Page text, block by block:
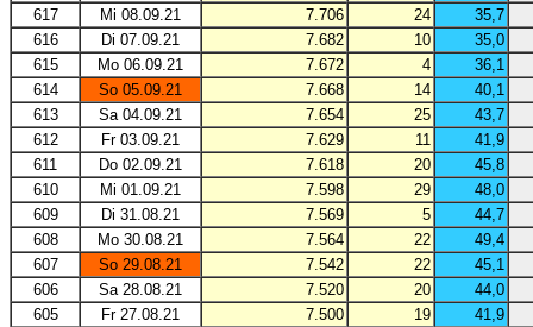
617
Mi 08.09.21 7.706 24
35,7
616
Di 07.09.21 7.682 10
35,0
615
Mo 06.09.21 7.672 4
36,1
614
So 05.09.21 7.668 14
40,1
613
Sa 04.09.21 7.654 25
43,7
612
Fr 03.09.21 7.629 11
41,9
611
Do 02.09.21 7.618 20
45,8
610
Mi 01.09.21 7.598 29
48,0
609
Di 31.08.21 7.569 5
44,7
608
Mo 30.08.21 7.564 22
49,4
607
So 29.08.21 7.542 22
45,1
606
Sa 28.08.21 7.520 20
44,0
605
Fr 27.08.21 7.500 19
41,9